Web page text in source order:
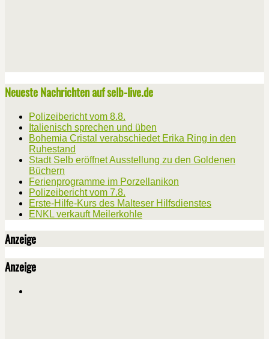
Neueste Nachrichten auf selb-live.de
Polizeibericht vom 8.8.
Italienisch sprechen und üben
Bohemia Cristal verabschiedet Erika Ring in den
Ruhestand
Stadt Selb eröffnet Ausstellung zu den Goldenen
Büchern
Ferienprogramme im Porzellanikon
Polizeibericht vom 7.8.
Erste-Hilfe-Kurs des Malteser Hilfsdienstes
ENKL verkauft Meilerkohle
Anzeige
Anzeige